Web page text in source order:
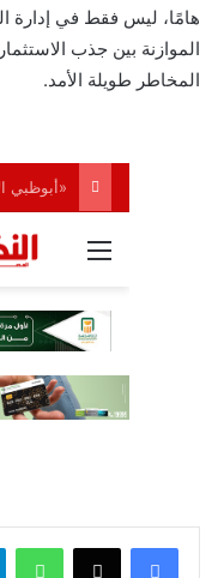
هامًا، ليس فقط في إدارة
الموازنة بين جذب
المخاطر طويلة الأمد.